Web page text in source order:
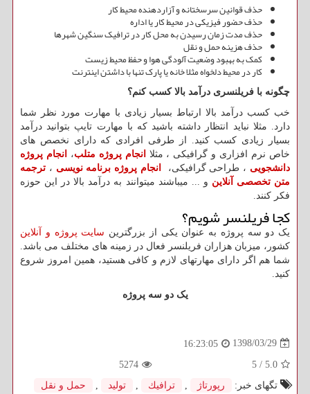
حذف قوانین سرسختانه و آزاردهنده محیط کار
حذف حضور فیزیکی در محیط کار یا اداره
حذف مدت زمان رسیدن به محل کار در ترافیک سنگین شهرها
حذف هزینه حمل و نقل
کمک به بهبود وضعیت آلودگی هوا و حفظ محیط زیست
کار در محیط دلخواه مثلا خانه یا پارک تنها با داشتن اینترنت
چگونه با فریلنسری درآمد بالا کسب کنم؟
خب کسب درآمد بالا ارتباط بسیار زیادی با مهارت مورد نظر شما
دارد. مثلا نباید انتظار داشته باشید که با مهارت تایپ بتوانید درآمد
بسیار زیادی کسب کنید. از طرفی افرادی که دارای نخصص های
خاص نرم افزاری و گرافیکی ، مثلا انجام پروژه متلب،
انجام پروژه
دانشجویی ، طراحی گرافیکی، انجام پروژه برنامه نویسی ، ترجمه
متن تخصصی آنلاین و ... میباشند میتوانند به درآمد بالا در این حوزه
فکر کنند.
کجا فریلنسر شویم؟
یک دو سه پروژه به عنوان یکی از بزرگترین سایت پروژه و آنلاین
کشور، میزبان هزاران فریلنسر فعال در زمینه های مختلف می باشد.
شما هم اگر دارای مهارتهای لازم و کافی هستید، همین امروز شروع
کنید.
یک دو سه پروژه
1398/03/29
16:23:05
5.0
/
5
5274
تگهای خبر:
رپورتاژ ترافیك تولید حمل و نقل